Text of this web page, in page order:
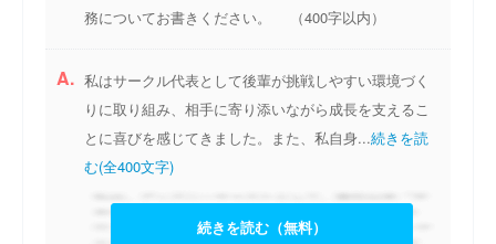
務についてお書きください。 （400字以内）
A. 私はサークル代表として後輩が挑戦しやすい環境づく
りに取り組み、相手に寄り添いながら成長を支えるこ
とに喜びを感じてきました。また、私自身...続きを読
む(全400文字)
続きを読む（無料）